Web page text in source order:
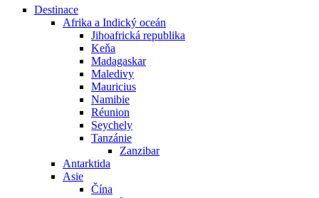
Destinace
Afrika a Indický oceán
Jihoafrická republika
Keňa
Madagaskar
Maledivy
Mauricius
Namibie
Réunion
Seychely
Tanzánie
Zanzibar
Antarktida
Asie
Čína